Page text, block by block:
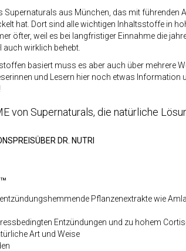
Supernaturals aus München, das mit führenden
hat. Dort sind alle wichtigen Inhaltsstoffe in
öfter, weil es bei langfristiger Einnahme die
wirklich behebt.
basiert muss es aber auch über mehrere
und Lesern hier noch etwas Information
von Supernaturals, die natürliche
DR. NUTRI
Pflanzenextrakte wie
Entzündungen und zu hohem
Art und Weise